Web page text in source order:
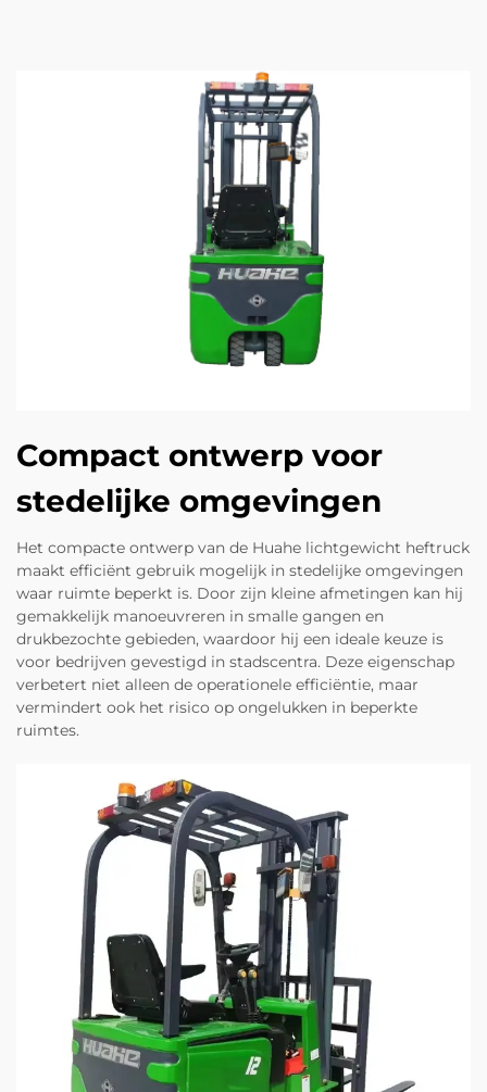
Compact ontwerp voor
stedelijke omgevingen
Het compacte ontwerp van de Huahe lichtgewicht heftruck
maakt efficiënt gebruik mogelijk in stedelijke omgevingen
waar ruimte beperkt is. Door zijn kleine afmetingen kan hij
gemakkelijk manoeuvreren in smalle gangen en
drukbezochte gebieden, waardoor hij een ideale keuze is
voor bedrijven gevestigd in stadscentra. Deze eigenschap
verbetert niet alleen de operationele efficiëntie, maar
vermindert ook het risico op ongelukken in beperkte
ruimtes.